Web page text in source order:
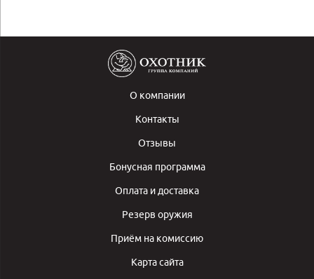
О компании
Контакты
Отзывы
Бонусная программа
Оплата и доставка
Резерв оружия
Приём на комиссию
Карта сайта